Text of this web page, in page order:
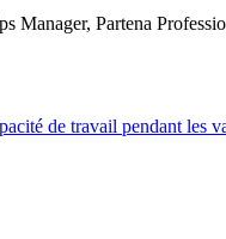
Manager, Partena
de travail pendant les